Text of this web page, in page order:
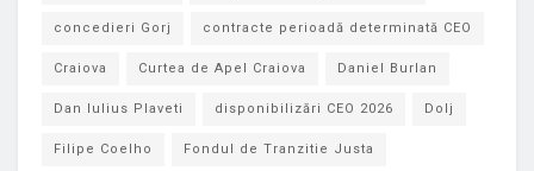
concedieri Gorj contracte perioadă determinată CEO
Craiova Curtea de Apel Craiova Daniel Burlan
Dan Iulius Plaveti disponibilizări CEO 2026 Dolj
Filipe Coelho Fondul de Tranzitie Justa